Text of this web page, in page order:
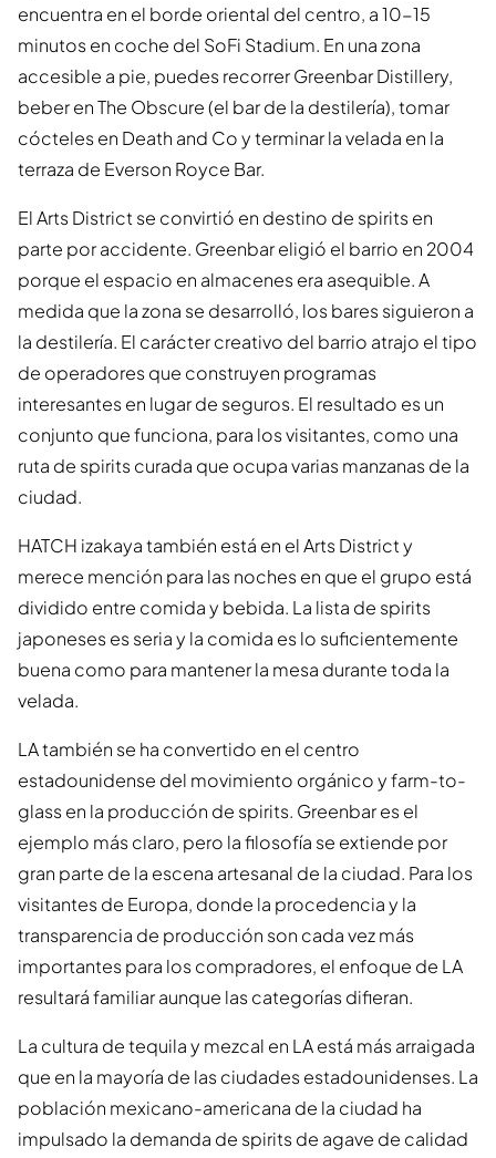
encuentra en el borde oriental del centro, a 10-15
minutos en coche del SoFi Stadium. En una zona
accesible a pie, puedes recorrer Greenbar Distillery,
beber en The Obscure (el bar de la destilería), tomar
cócteles en Death and Co y terminar la velada en la
terraza de Everson Royce Bar.
El Arts District se convirtió en destino de spirits en
parte por accidente. Greenbar eligió el barrio en 2004
porque el espacio en almacenes era asequible. A
medida que la zona se desarrolló, los bares siguieron a
la destilería. El carácter creativo del barrio atrajo el tipo
de operadores que construyen programas
interesantes en lugar de seguros. El resultado es un
conjunto que funciona, para los visitantes, como una
ruta de spirits curada que ocupa varias manzanas de la
ciudad.
HATCH izakaya también está en el Arts District y
merece mención para las noches en que el grupo está
dividido entre comida y bebida. La lista de spirits
japoneses es seria y la comida es lo suficientemente
buena como para mantener la mesa durante toda la
velada.
LA también se ha convertido en el centro
estadounidense del movimiento orgánico y farm-to-
glass en la producción de spirits. Greenbar es el
ejemplo más claro, pero la filosofía se extiende por
gran parte de la escena artesanal de la ciudad. Para los
visitantes de Europa, donde la procedencia y la
transparencia de producción son cada vez más
importantes para los compradores, el enfoque de LA
resultará familiar aunque las categorías difieran.
La cultura de tequila y mezcal en LA está más arraigada
que en la mayoría de las ciudades estadounidenses. La
población mexicano-americana de la ciudad ha
impulsado la demanda de spirits de agave de calidad